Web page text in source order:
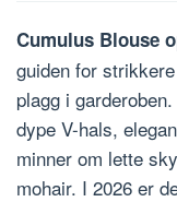
Cumulus Blouse
guiden for
plagg i
dype V-hals,
minner om lette
mohair. I 2026 er